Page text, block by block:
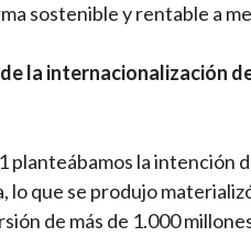
sostenible y rentable a
la internacionalización
planteábamos la intención
que se produjo
de más de 1.000